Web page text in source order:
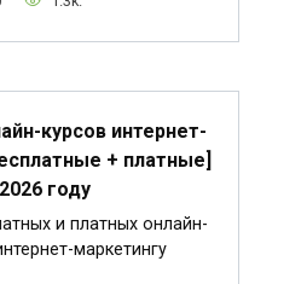
курсов интернет-
+ платные]
году
и платных онлайн-
маркетингу